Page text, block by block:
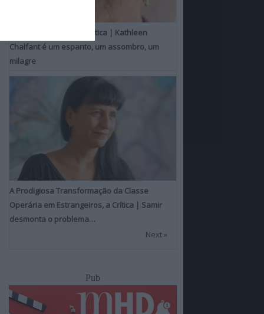
Um Toque Familiar, a Crítica | Kathleen
Chalfant é um espanto, um assombro, um
milagre
A Prodigiosa Transformação da Classe
Operária em Estrangeiros, a Crítica | Samir
desmonta o problema…
Next »
Pub